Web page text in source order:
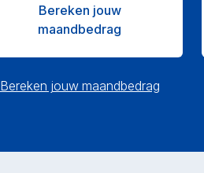
Bereken jouw
maandbedrag
Bereken jouw maandbedrag